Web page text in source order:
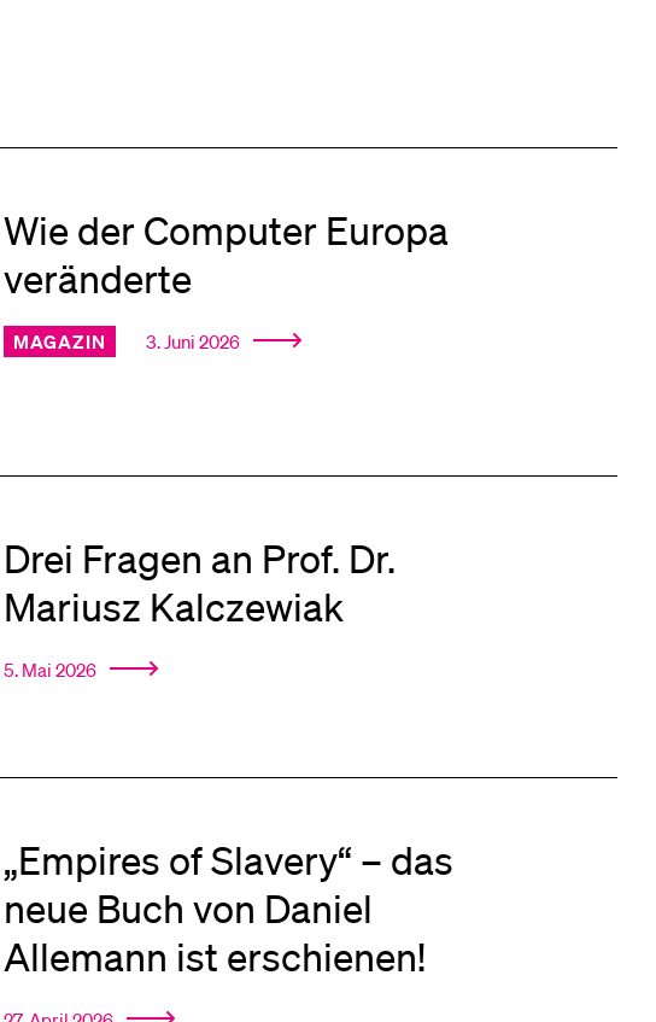
Wie der Computer Europa
veränderte
MAGAZIN 3. Juni 2026
Drei Fragen an Prof. Dr.
Mariusz Kalczewiak
5. Mai 2026
„Empires of Slavery“ – das
neue Buch von Daniel
Allemann ist erschienen!